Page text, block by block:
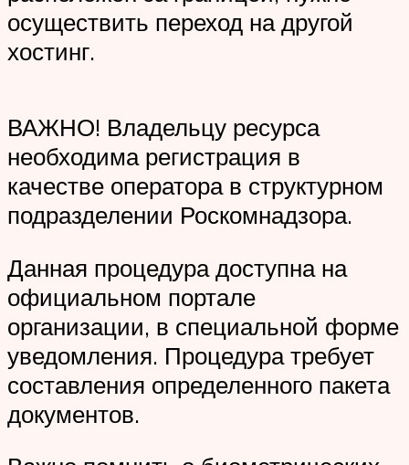
осуществить переход на другой
хостинг.
ВАЖНО! Владельцу ресурса
необходима регистрация в
качестве оператора в структурном
подразделении Роскомнадзора.
Данная процедура доступна на
официальном портале
организации, в специальной форме
уведомления. Процедура требует
составления определенного пакета
документов.